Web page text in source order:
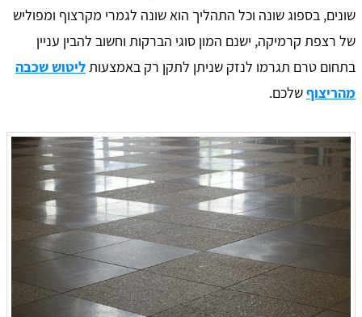
שונים, בספוג שונה וכל התהליך הוא שונה לגמרי מקרצוף ומפוליש
של רצפת קרמיקה, ישנם המון סוגי הברקות וחשוב להבין עניין
בתחום טרם תגרמו לנזק שניתן לתקן רק באמצעותליטוש שכבה
מהריצוףשלכם.